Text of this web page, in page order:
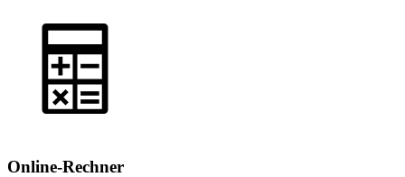
Online-Rechner